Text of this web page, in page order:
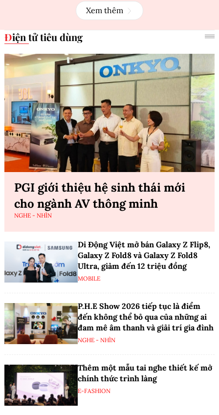
Xem thêm
Điện tử tiêu dùng
PGI giới thiệu hệ sinh thái mới
cho ngành AV thông minh
NGHE - NHÌN
Di Động Việt mở bán Galaxy Z Flip8,
Galaxy Z Fold8 và Galaxy Z Fold8
Ultra, giảm đến 12 triệu đồng
MOBILE
P.H.E Show 2026 tiếp tục là điểm
đến không thể bỏ qua của những ai
đam mê âm thanh và giải trí gia đình
NGHE - NHÌN
Thêm một mẫu tai nghe thiết kế mở
chính thức trình làng
E-FASHION